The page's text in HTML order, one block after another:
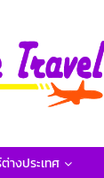
างประเทศ